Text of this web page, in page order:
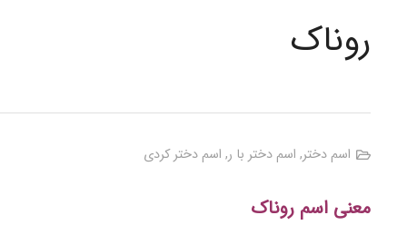
روناک
اسم دختر, اسم دختر با ر, اسم دختر کردی
معنی اسم روناک